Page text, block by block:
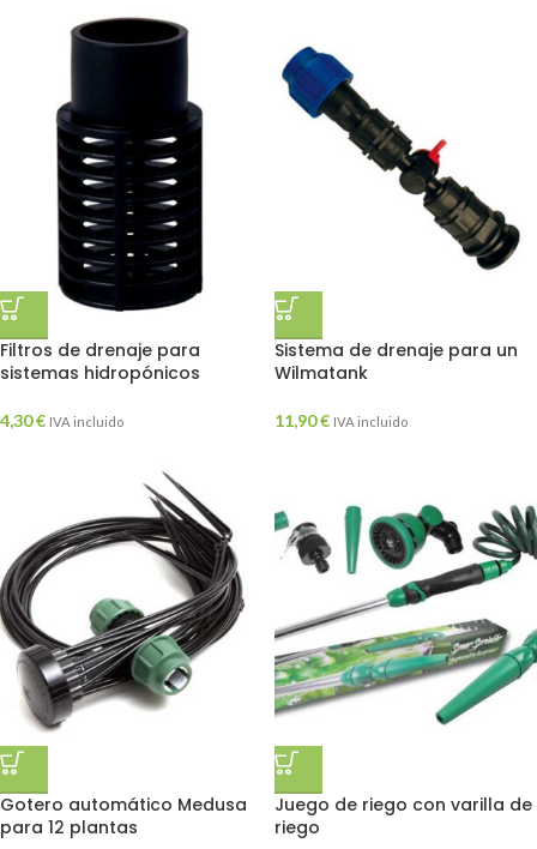
Filtros de drenaje para
sistemas hidropónicos
4,30€ IVA incluido
Sistema de drenaje para un
Wilmatank
11,90€ IVA incluido
Gotero automático Medusa
para 12 plantas
Juego de riego con varilla de
riego